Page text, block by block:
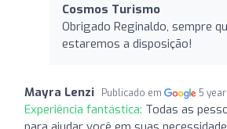
Cosmos Turismo
Obrigado Reginaldo, sempre
estaremos a disposição!
Mayra Lenzi Publicado em 5
Experiência fantástica: Todas as